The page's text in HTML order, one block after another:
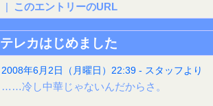
| このエントリーのURL
テレカはじめました
2008年6月2日（月曜日）22:39 - スタッフより
……冷し中華じゃないんだからさ。